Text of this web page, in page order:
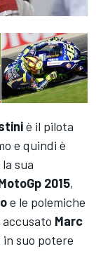
è il pilota
e quindi è
sua
2015,
e le polemiche
accusato Marc
suo potere